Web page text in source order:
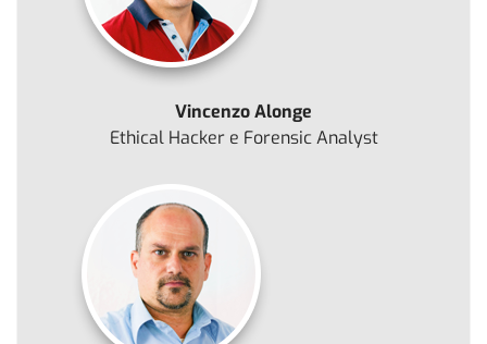
Vincenzo Alonge
Ethical Hacker e Forensic Analyst